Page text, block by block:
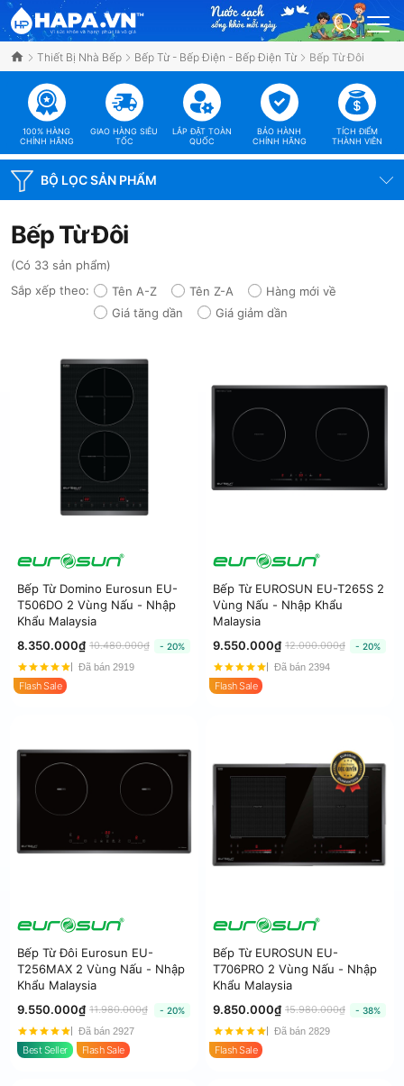
Thiết Bị Nhà Bếp Bếp Từ - Bếp Điện - Bếp Điện Từ Bếp Từ Đôi
100% HÀNG
CHÍNH HÃNG
GIAO HÀNG SIÊU
TỐC
LẮP ĐẶT TOÀN
QUỐC
BẢO HÀNH
CHÍNH HÃNG
TÍCH ĐIỂM
THÀNH VIÊN
BỘ LỌC SẢN PHẨM
Bếp Từ Đôi
(Có 33 sản phẩm)
Sắp xếp theo:
Tên A-Z Tên Z-A
Hàng mới về
Giá tăng dần
Giá giảm dần
Bếp Từ Domino Eurosun EU-
T506DO 2 Vùng Nấu - Nhập
Khẩu Malaysia
8.350.000₫ 10.480.000₫
- 20%
Đã bán 2919
Flash Sale
Bếp Từ EUROSUN EU-T265S 2
Vùng Nấu - Nhập Khẩu
Malaysia
9.550.000₫ 12.000.000₫
- 20%
Đã bán 2394
Flash Sale
Bếp Từ Đôi Eurosun EU-
T256MAX 2 Vùng Nấu - Nhập
Khẩu Malaysia
9.550.000₫ 11.980.000₫
- 20%
Đã bán 2927
Best Seller Flash Sale
Bếp Từ EUROSUN EU-
T706PRO 2 Vùng Nấu - Nhập
Khẩu Malaysia
9.850.000₫ 15.980.000₫
- 38%
Đã bán 2829
Flash Sale